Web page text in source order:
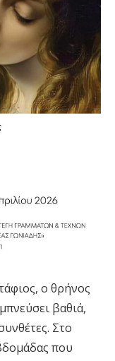
ο θρήνος
βαθιά,
Στο
που